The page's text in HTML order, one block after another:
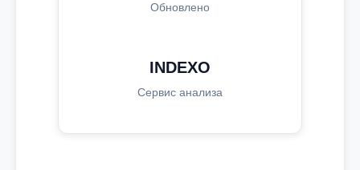
Обновлено
INDEXO
Сервис анализа